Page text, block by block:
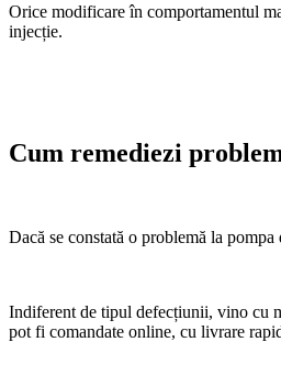
Orice modificare în comportamentul
injecție.
Cum remediezi
Dacă se constată o problemă la
Indiferent de tipul defecțiunii, vino cu
pot fi comandate online, cu livrare